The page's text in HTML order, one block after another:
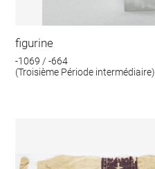
figurine
-1069 / -664
(Troisième Période intermédiaire)